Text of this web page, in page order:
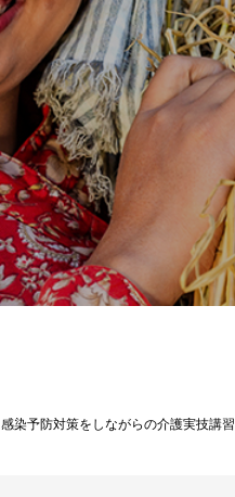
感染予防対策をしながらの介護実技講習